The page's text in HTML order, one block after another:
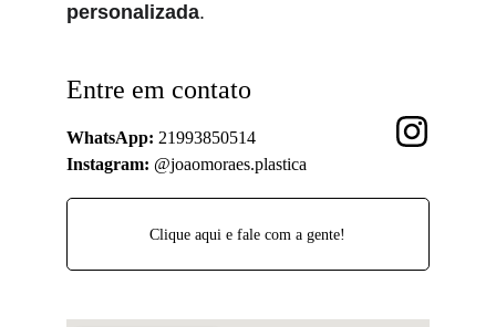
personalizada.
Entre em contato
WhatsApp: 21993850514
Instagram: @joaomoraes.plastica
Clique aqui e fale com a gente!